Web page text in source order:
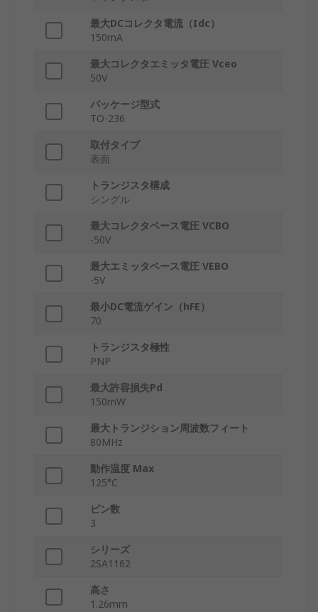
最大DCコレクタ電流（Idc）
150mA
最大コレクタエミッタ電圧 Vceo
50V
パッケージ型式
TO-236
取付タイプ
表面
トランジスタ構成
シングル
最大コレクタベース電圧 VCBO
-50V
最大エミッタベース電圧 VEBO
-5V
最小DC電流ゲイン（hFE）
70
トランジスタ極性
PNP
最大許容損失Pd
150mW
最大トランジション周波数フィート
80MHz
動作温度 Max
125°C
ピン数
3
シリーズ
2SA1162
高さ
1.26mm